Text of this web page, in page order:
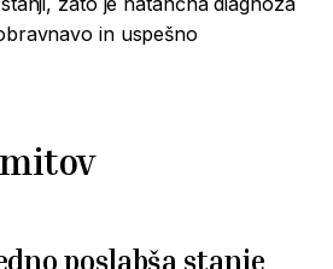
in uspešno
poslabša stanje